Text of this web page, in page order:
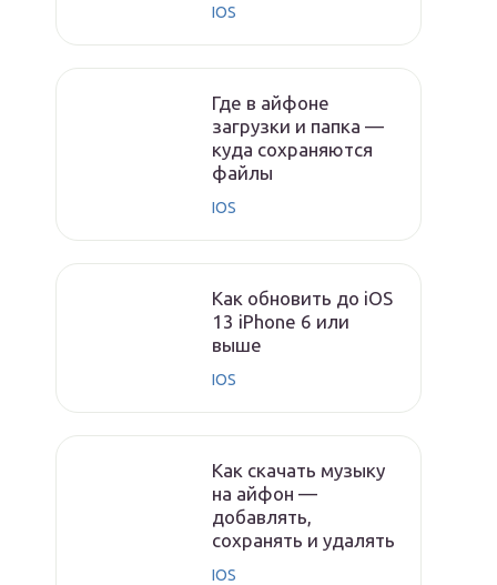
IOS
Где в айфоне
загрузки и папка —
куда сохраняются
файлы
IOS
Как обновить до iOS
13 iPhone 6 или
выше
IOS
Как скачать музыку
на айфон —
добавлять,
сохранять и удалять
IOS